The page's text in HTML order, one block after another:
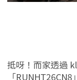
抵呀！而家透過
「